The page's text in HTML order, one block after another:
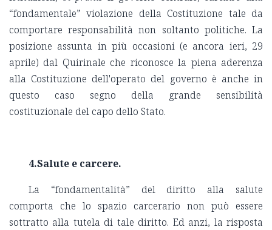
“fondamentale” violazione della Costituzione tale da
comportare responsabilità non soltanto politiche. La
posizione assunta in più occasioni (e ancora ieri, 29
aprile) dal Quirinale che riconosce la piena aderenza
alla Costituzione dell'operato del governo è anche in
questo caso segno della grande sensibilità
costituzionale del capo dello Stato.
4.Salute e carcere.
La “fondamentalità” del diritto alla salute
comporta che lo spazio carcerario non può essere
sottratto alla tutela di tale diritto. Ed anzi, la risposta